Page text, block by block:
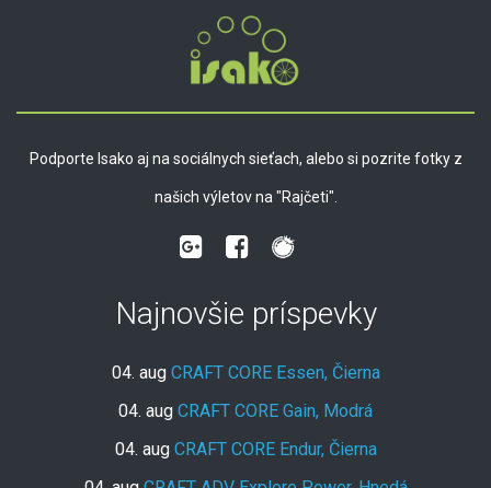
Podporte Isako aj na sociálnych sieťach, alebo si pozrite fotky z
našich výletov na "Rajčeti".
Najnovšie príspevky
04. aug CRAFT CORE Essen, Čierna
04. aug CRAFT CORE Gain, Modrá
04. aug CRAFT CORE Endur, Čierna